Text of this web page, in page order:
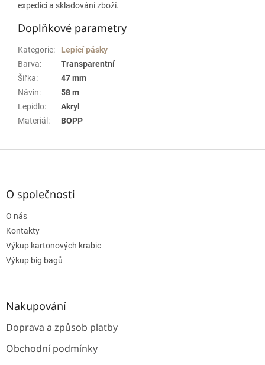
expedici a skladování zboží.
Doplňkové parametry
Kategorie:
Lepící pásky
Barva:
Transparentní
Šířka:
47 mm
Návin:
58 m
Lepidlo:
Akryl
Materiál : BOPP
Z
O společnosti
O nás
Kontakty
Výkup kartonových krabic
Výkup big bagů
Nakupování
Doprava a způsob platby
Obchodní podmínky